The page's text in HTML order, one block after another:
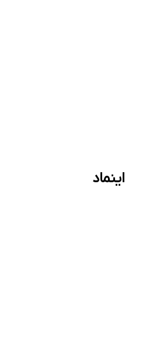
اینماد